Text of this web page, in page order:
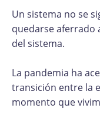
Un sistema no se
quedarse aferrado
del sistema.
La pandemia ha
transición entre la
momento que